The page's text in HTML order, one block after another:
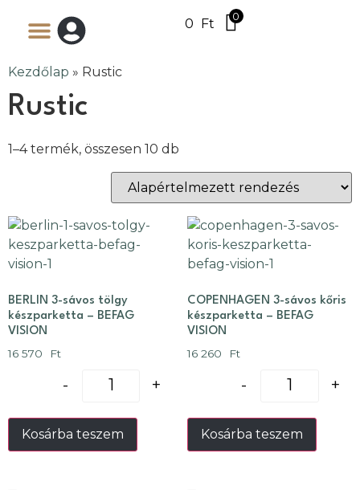
0 Ft 0
Kezdőlap » Rustic
Rustic
1–4 termék, összesen 10 db
BERLIN 3-sávos tölgy
készparketta – BEFAG
VISION
16 570 Ft
- +
Kosárba teszem
COPENHAGEN 3-sávos kőris
készparketta – BEFAG
VISION
16 260 Ft
- +
Kosárba teszem